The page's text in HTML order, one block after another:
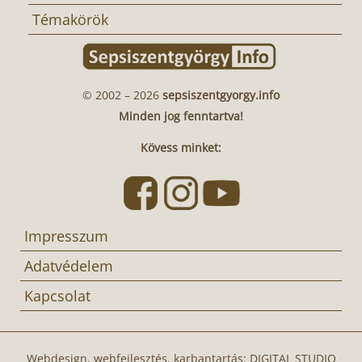
Témakörök
© 2002 – 2026 sepsiszentgyorgy.info
Minden jog fenntartva!
Kövess minket:
Impresszum
Adatvédelem
Kapcsolat
Webdesign, webfejlesztés, karbantartás: DIGITAL STUDIO